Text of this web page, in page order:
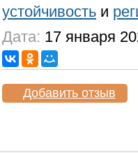
устойчивость и
Дата: 17 января
Добавить отзыв